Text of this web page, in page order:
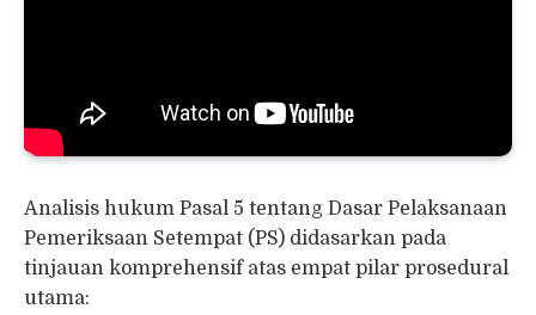
Analisis hukum Pasal 5 tentang Dasar Pelaksanaan
Pemeriksaan Setempat (PS) didasarkan pada
tinjauan komprehensif atas empat pilar prosedural
utama: